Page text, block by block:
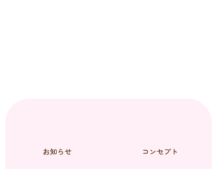
お知らせ コンセプト